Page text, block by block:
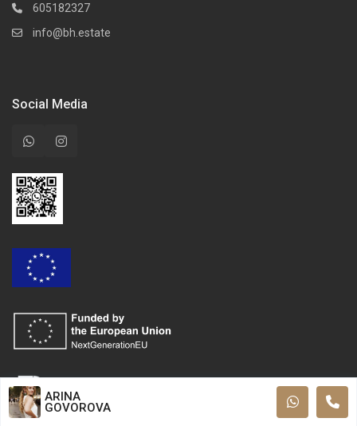
605182327
info@bh.estate
Social Media
ARINA
GOVOROVA